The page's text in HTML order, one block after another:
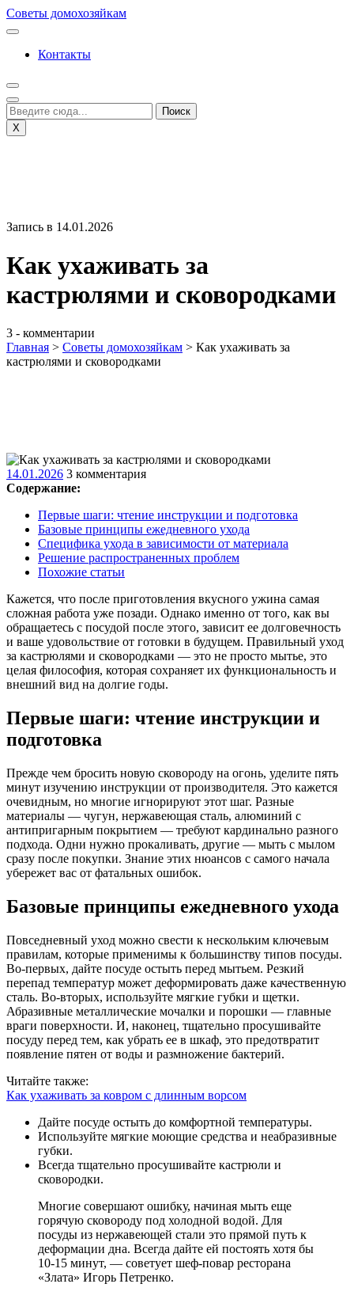
Перейти
к
Советы домохозяйкам
Контакты
X
Запись в 14.01.2026
Как ухаживать за
кастрюлями и сковородками
3 - комментарии
Главная > Советы домохозяйкам > Как ухаживать за
кастрюлями и сковородками
14.01.202614.01.2026
3 комментария
Содержание:
Первые шаги: чтение инструкции и подготовка
Базовые принципы ежедневного ухода
Специфика ухода в зависимости от материала
Решение распространенных проблем
Похожие статьи
Кажется, что после приготовления вкусного ужина самая
сложная работа уже позади. Однако именно от того, как вы
обращаетесь с посудой после этого, зависит ее долговечность
и ваше удовольствие от готовки в будущем. Правильный уход
за кастрюлями и сковородками — это не просто мытье, это
целая философия, которая сохраняет их функциональность и
внешний вид на долгие годы.
Первые шаги: чтение инструкции и
подготовка
Прежде чем бросить новую сковороду на огонь, уделите пять
минут изучению инструкции от производителя. Это кажется
очевидным, но многие игнорируют этот шаг. Разные
материалы — чугун, нержавеющая сталь, алюминий с
антипригарным покрытием — требуют кардинально разного
подхода. Одни нужно прокаливать, другие — мыть с мылом
сразу после покупки. Знание этих нюансов с самого начала
убережет вас от фатальных ошибок.
Базовые принципы ежедневного ухода
Повседневный уход можно свести к нескольким ключевым
правилам, которые применимы к большинству типов посуды.
Во-первых, дайте посуде остыть перед мытьем. Резкий
перепад температур может деформировать даже качественную
сталь. Во-вторых, используйте мягкие губки и щетки.
Абразивные металлические мочалки и порошки — главные
враги поверхности. И, наконец, тщательно просушивайте
посуду перед тем, как убрать ее в шкаф, это предотвратит
появление пятен от воды и размножение бактерий.
Читайте также:
Как ухаживать за ковром с длинным ворсом
Дайте посуде остыть до комфортной температуры.
Используйте мягкие моющие средства и неабразивные
губки.
Всегда тщательно просушивайте кастрюли и
сковородки.
Многие совершают ошибку, начиная мыть еще
горячую сковороду под холодной водой. Для
посуды из нержавеющей стали это прямой путь к
деформации дна. Всегда дайте ей постоять хотя бы
10-15 минут, — советует шеф-повар ресторана
«Злата» Игорь Петренко.